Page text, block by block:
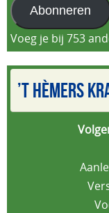
Abonneren
Voeg je bij 753
’T HÈMERS